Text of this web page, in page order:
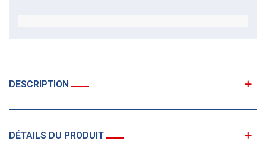
DESCRIPTION
DÉTAILS DU PRODUIT